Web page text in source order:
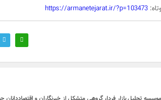
https://armanetejarat.ir/?p=103473